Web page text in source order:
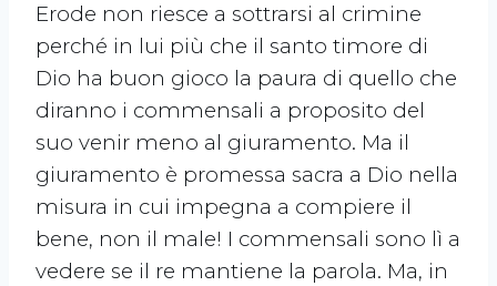
Erode non riesce a sottrarsi al crimine
perché in lui più che il santo timore di
Dio ha buon gioco la paura di quello che
diranno i commensali a proposito del
suo venir meno al giuramento. Ma il
giuramento è promessa sacra a Dio nella
misura in cui impegna a compiere il
bene, non il male! I commensali sono lì a
vedere se il re mantiene la parola. Ma, in